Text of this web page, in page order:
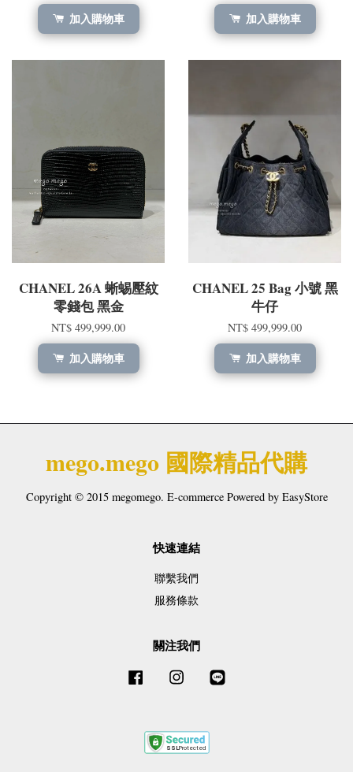
加入購物車 加入購物車
CHANEL 26A 蜥蜴壓紋
零錢包 黑金
NT$ 499,999.00
加入購物車
CHANEL 25 Bag 小號 黑
牛仔
NT$ 499,999.00
加入購物車
mego.mego 國際精品代購
Copyright © 2015 megomego. E-commerce Powered by EasyStore
快速連結
聯繫我們
服務條款
關注我們
Facebook Instagram